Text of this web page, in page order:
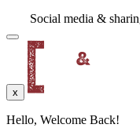
Social media &
x
Hello, Welcome Back!